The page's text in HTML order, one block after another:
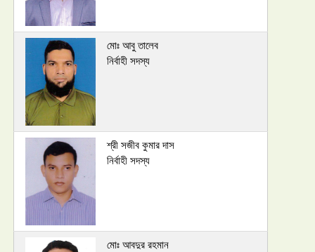
মোঃ আবু তালেব
নির্বাহী সদস্য
শ্রী সজীব কুমার দাস
নির্বাহী সদস্য
মোঃ আবদুর রহমান